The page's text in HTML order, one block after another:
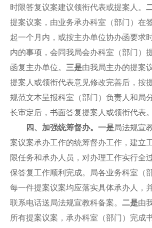
时限答复议案建议领衔代表或提案人。
提案议案，由业务承办科室（部门）在
起一个月内，或按主办单位协办函要求
内的事项，会同我局会办科室（部门）
函复主办单位。 三是由我局主办的提案
提案人或领衔代表意见修改完善后，按
规范文本呈报科室（部门）负责人和局
长审定后，书面答复提案人或领衔代表。
四、加强统筹督办。一是局法规宣
案议案承办工作的统筹督办工作，建立
限任务和承办人员，对办理工作实行全
保答复工作顺利完成。局各业务科室（
每一件提案议案均应落实具体承办人，
联系电话送局法规宣教科备案。 二是由
所有提案议案，承办科室（部门）完成